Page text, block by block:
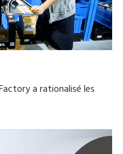
a rationalisé les